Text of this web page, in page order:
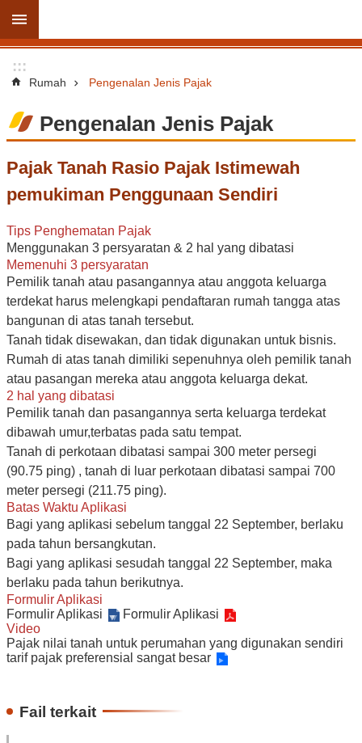
Lompat ke bagian konten utama
Pencarian
lanjutan
Pengenalan
Jenis
Pajak
tautan
eksternal
Informasi
Situs
Web
Penduduk
Baru
Kota
Taoyuan
Informasi
situs
web
lainnya
Kembali
ke
halaman
utama
Mengunjungi
situs
web
Perpajakan
:::
Rumah Pengenalan Jenis Pajak
Pengenalan Jenis Pajak
Pajak Tanah Rasio Pajak Istimewah
pemukiman Penggunaan Sendiri
Tips Penghematan Pajak
Menggunakan 3 persyaratan & 2 hal yang dibatasi
Memenuhi 3 persyaratan
Pemilik tanah atau pasangannya atau anggota keluarga
terdekat harus melengkapi pendaftaran rumah tangga atas
bangunan di atas tanah tersebut.
Tanah tidak disewakan, dan tidak digunakan untuk bisnis.
Rumah di atas tanah dimiliki sepenuhnya oleh pemilik tanah
atau pasangan mereka atau anggota keluarga dekat.
2 hal yang dibatasi
Pemilik tanah dan pasangannya serta keluarga terdekat
dibawah umur,terbatas pada satu tempat.
Tanah di perkotaan dibatasi sampai 300 meter persegi
(90.75 ping) , tanah di luar perkotaan dibatasi sampai 700
meter persegi (211.75 ping).
Batas Waktu Aplikasi
Bagi yang aplikasi sebelum tanggal 22 September, berlaku
pada tahun bersangkutan.
Bagi yang aplikasi sesudah tanggal 22 September, maka
berlaku pada tahun berikutnya.
Formulir Aplikasi
Formulir Aplikasi
Formulir Aplikasi
Video
Pajak nilai tanah untuk perumahan yang digunakan sendiri
tarif pajak preferensial sangat besar
Fail terkait